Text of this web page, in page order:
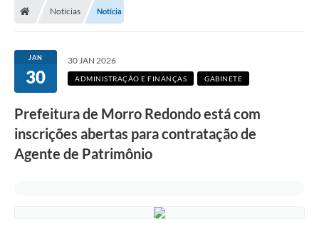
Secretarias
Notícias
Contato
Contas Públicas
Notícias Notícia
JAN
30
30 JAN 2026
ADMINISTRAÇÃO E FINANÇAS GABINETE
Prefeitura de Morro Redondo está com
inscrições abertas para contratação de
Agente de Patrimônio